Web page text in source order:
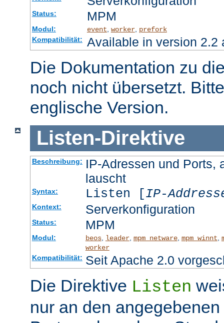
Status: MPM
Modul: event, worker, prefork
Kompatibilität:
Available in version 2.2
Die Dokumentation zu
noch nicht übersetzt.
englische Version.
Listen-Direktive
Beschreibung: IP-Adressen und Ports,
lauscht
Syntax: Listen [IP-
Kontext: Serverkonfiguration
Status: MPM
Modul: beos, leader, mpm_netware, mpm_winnt
worker
Kompatibilität: Seit Apache 2.0
Die Direktive Listen
nur an den